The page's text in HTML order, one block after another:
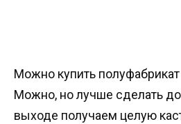
Можно купить полуфабрикат
Можно, но лучше сделать
выходе получаем целую